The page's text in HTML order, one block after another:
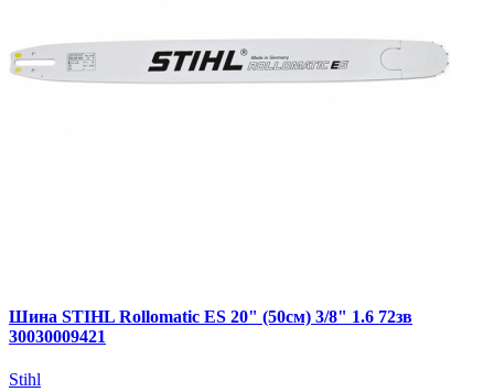
Шина STIHL Rollomatic ES 20" (50см) 3/8" 1.6 72зв
30030009421
Stihl